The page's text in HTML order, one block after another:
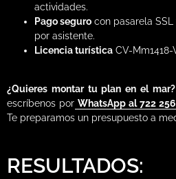
actividades.
Pago seguro con pasarela
por asistente.
Licencia turística CV-Mm1418-
¿Quieres montar tu plan en el mar?
escríbenos por WhatsApp al 722
Te preparamos un presupuesto a
RESULTADOS: